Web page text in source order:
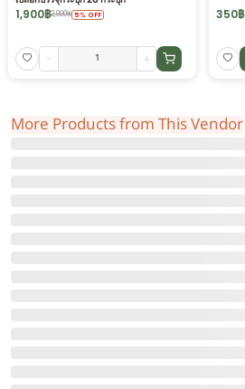
1,900฿2,000฿ 5 % OFF
- +
350฿
More Products from This Vendor